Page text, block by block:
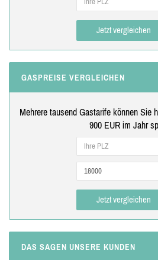
Jetzt vergleichen
GASPREISE VERGLEICHEN
Mehrere tausend Gastarife können Sie
900 EUR im Jahr
Jetzt vergleichen
DAS SAGEN UNSERE KUNDEN